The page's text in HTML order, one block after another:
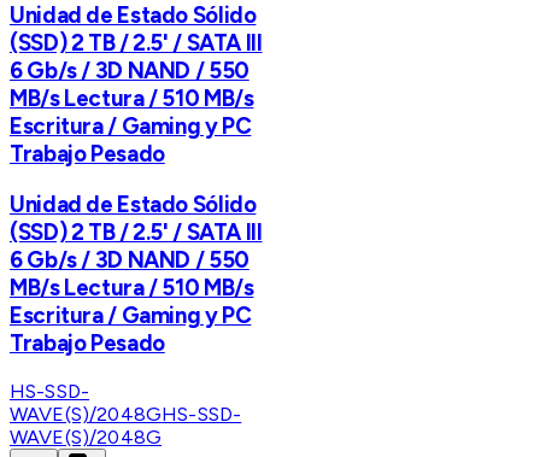
Unidad de Estado Sólido
(SSD) 2 TB / 2.5' / SATA III
6 Gb/s / 3D NAND / 550
MB/s Lectura / 510 MB/s
Escritura / Gaming y PC
Trabajo Pesado
Unidad de Estado Sólido
(SSD) 2 TB / 2.5' / SATA III
6 Gb/s / 3D NAND / 550
MB/s Lectura / 510 MB/s
Escritura / Gaming y PC
Trabajo Pesado
HS-SSD-
WAVE(S)/2048GHS-SSD-
WAVE(S)/2048G